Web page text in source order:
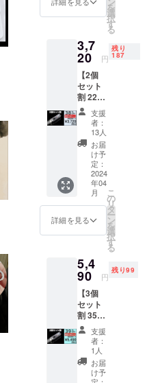
金もで
きかね
ご了承
くださ
い。 ※
税込、
送料込
みの価
格とな
りま
す。
が販売
予定価
格より
下がる
可能性
もござ
いま
す。
となり
ます。
ご希望
の場合
は追加
オプ
ション
をご購
入くだ
さい。
※皆様の
ご支援
により
量産効
率が向
上した
場合、
予定価
格より
下がる
可能性
もござ
いま
す。
Light 1
個をお
たしま
す。 ■
商品内
容 X2
Light ×1
専用シ
リコン
シェー
ド ×1 取
扱説明
書 ×1 ※
税込、
送料込
みの価
格とな
りま
ダーは
別売り
となり
ます。
ご希望
の場合
は追加
オプ
ション
をご購
入くだ
を
選
択
す
る
3,7
20 円
残り
187
【2個
セット
割 2280
円引 】
X2
Light
200個限
販売予
定価格
6,000円
38%OF
F X2
Light 2
個をお
たしま
す。 ■
商品内
容 X2
Light ×2
専用シ
リコン
シェー
ド ×2 取
扱説明
支援
者：
13人
お届
け予
定：
2024
年04
月
詳細を見る
こ
の
リ
タ
ー
ン
を
選
択
す
る
5,4
90 円
残り99
【3個
セット
割 3510
円引 】
X2
Light
100セッ
ト限定
支援
者：
1人
お届
け予